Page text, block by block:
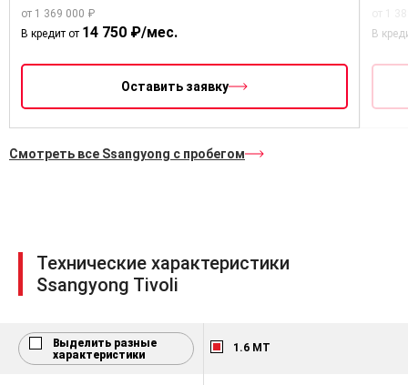
Передние фары прожекторного
Регулировка фар головного света
Светодиодные дневные ходовые
огни
Задние противотуманные фонари
от 1 369 000 ₽
В кредит от 14 750 ₽/мес.
Оставить заявку
В
Смотреть все Ssangyong с пробегом
Технические характеристики
Ssangyong Tivoli
Выделить разные
характеристики
1.6 MT